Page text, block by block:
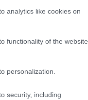
analytics like cookies on
functionality of the website
personalization.
security, including